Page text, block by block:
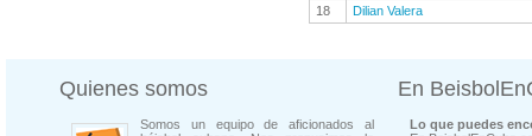
18
Dilian Valera
Quienes somos
Somos un equipo de aficionados al
En
Lo que puedes